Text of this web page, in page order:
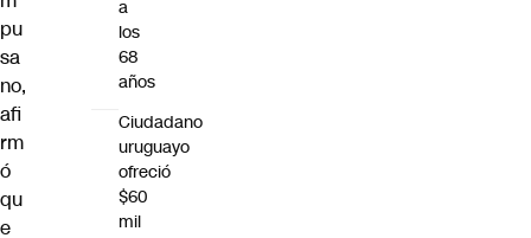
pu
sa
no,
afi
rm
ó
qu
e
a
los
68
años
Ciudadano
uruguayo
ofreció
$60
mil